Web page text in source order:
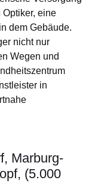
Optiker, eine
dem Gebäude.
nicht nur
Wegen und
in
Marburg-
(5.000